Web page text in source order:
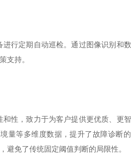
行定期自动巡检。通过图像识别和
支持。
性，致力于为客户提供更优质、更
量等多维度数据，提升了故障诊断
避免了传统固定阈值判断的局限性。